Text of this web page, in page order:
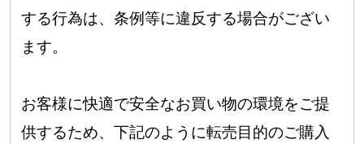
する行為は、条例等に違反する場合がござい
ます。
お客様に快適で安全なお買い物の環境をご提
供するため、下記のように転売目的のご購入